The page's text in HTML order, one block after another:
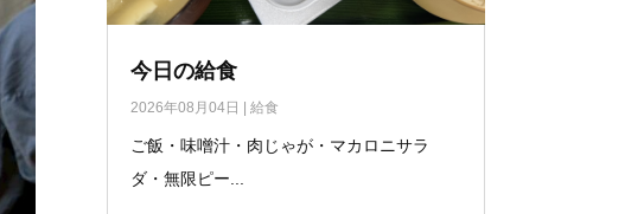
今日の給食
2026年08月04日 給食
ご飯・味噌汁・肉じゃが・マカロニサラ
ダ・無限ピー...